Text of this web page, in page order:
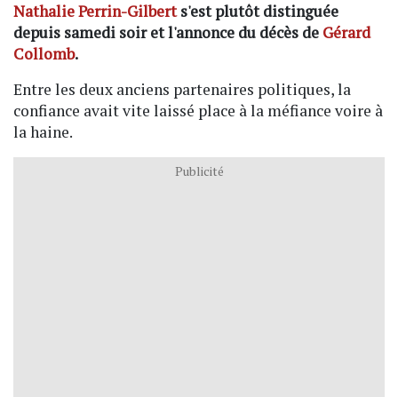
Nathalie Perrin-Gilberts'est plutôt distinguée
depuis samedi soir et l'annonce du décès de Gérard
Collomb.
Entre les deux anciens partenaires politiques, la
confiance avait vite laissé place à la méfiance voire à
la haine.
Publicité